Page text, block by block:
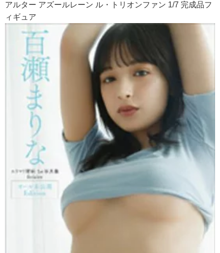
アルター アズールレーン ル・トリオンファン 1/7 完成品フ
ィギュア